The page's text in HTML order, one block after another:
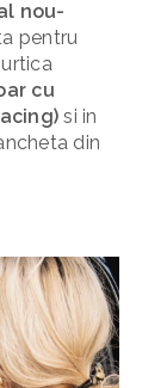
nou-
pentru
cu
si in
din